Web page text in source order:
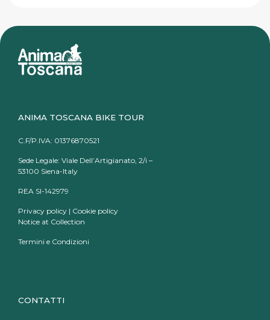
ANIMA TOSCANA BIKE TOUR
C.F/P.IVA: 01376870521
Sede Legale: Viale Dell’Artigianato, 2/i –
53100 Siena-Italy
REA SI-142979
Privacy policy | Cookie policy
Notice at Collection
Termini e Condizioni
CONTATTI